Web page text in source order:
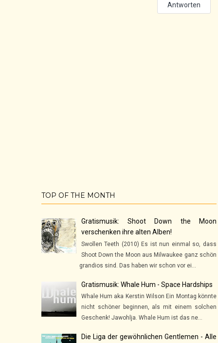
Antworten
TOP OF THE MONTH
Gratismusik: Shoot Down the Moon
verschenken ihre alten Alben!
Swollen Teeth (2010) Es ist nun einmal so, dass
Shoot Down the Moon aus Milwaukee ganz schön
grandios sind. Das haben wir schon vor ei...
Gratismusik: Whale Hum - Space Hardships
Whale Hum aka Kerstin Wilson Ein Montag könnte
nicht schöner beginnen, als mit einem solchen
Geschenk! Jawohlja. Whale Hum ist das ne...
Die Liga der gewöhnlichen Gentlemen - Alle